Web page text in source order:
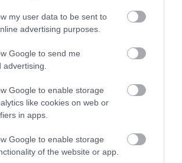
my user data to be sent to
advertising purposes.
Google to send me
Google to enable storage
like cookies on web or
in apps.
Google to enable storage
of the website or app.